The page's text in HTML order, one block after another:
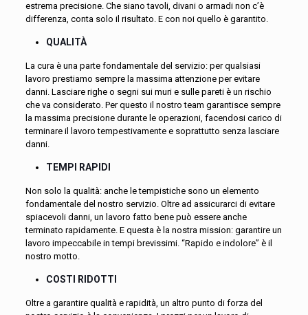
estrema precisione. Che siano tavoli, divani o armadi non c’è
differenza, conta solo il risultato. E con noi quello è garantito.
QUALITÀ
La cura è una parte fondamentale del servizio: per qualsiasi
lavoro prestiamo sempre la massima attenzione per evitare
danni. Lasciare righe o segni sui muri e sulle pareti è un rischio
che va considerato. Per questo il nostro team garantisce sempre
la massima precisione durante le operazioni, facendosi carico di
terminare il lavoro tempestivamente e soprattutto senza lasciare
danni.
TEMPI RAPIDI
Non solo la qualità: anche le tempistiche sono un elemento
fondamentale del nostro servizio. Oltre ad assicurarci di evitare
spiacevoli danni, un lavoro fatto bene può essere anche
terminato rapidamente. E questa è la nostra mission: garantire un
lavoro impeccabile in tempi brevissimi. “Rapido e indolore” è il
nostro motto.
COSTI RIDOTTI
Oltre a garantire qualità e rapidità, un altro punto di forza del